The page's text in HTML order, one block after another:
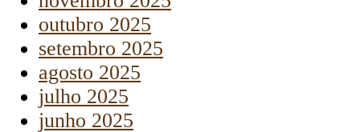
outubro 2025
setembro 2025
agosto 2025
julho 2025
junho 2025